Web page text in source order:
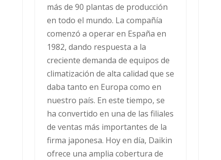
más de 90 plantas de producción
en todo el mundo. La compañía
comenzó a operar en España en
1982, dando respuesta a la
creciente demanda de equipos de
climatización de alta calidad que se
daba tanto en Europa como en
nuestro país. En este tiempo, se
ha convertido en una de las filiales
de ventas más importantes de la
firma japonesa. Hoy en día, Daikin
ofrece una amplia cobertura de